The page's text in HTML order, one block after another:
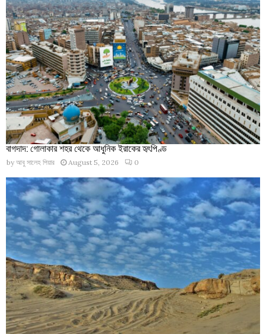
বাগদাদ: গোলাকার শহর থেকে আধুনিক ইরাকের হৃৎপিণ্ড
by আবু সালেহ পিয়ার August 5, 2026 0